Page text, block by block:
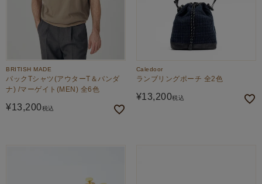
BRITISH MADE
パックTシャツ(アウターT＆バンダ
ナ) /マーゲイト(MEN) 全6色
¥13,200税込
Caledoor
ランブリングポーチ 全2色
¥13,200税込